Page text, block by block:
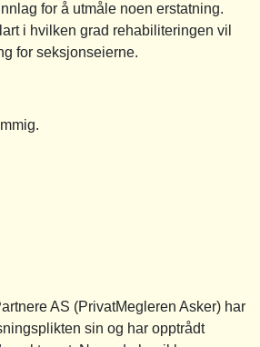
for å utmåle noen erstatning.
i hvilken grad rehabiliteringen vil
for seksjonseierne.
AS (PrivatMegleren Asker) har
sin og har opptrådt